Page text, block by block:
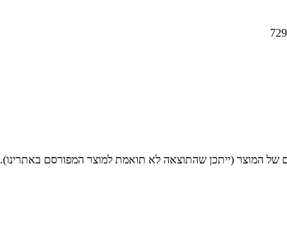
של המוצר (ייתכן שהתוצאה לא תואמת למוצר המפורסם באתרינו).